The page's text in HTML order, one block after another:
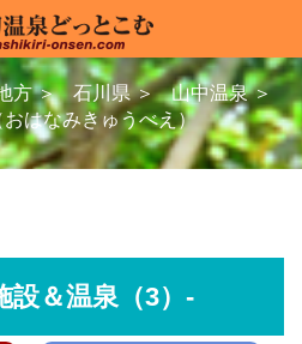
方 ＞ 石川県 ＞
山中温泉 ＞
はなみきゅうべえ）
設＆温泉（3）-